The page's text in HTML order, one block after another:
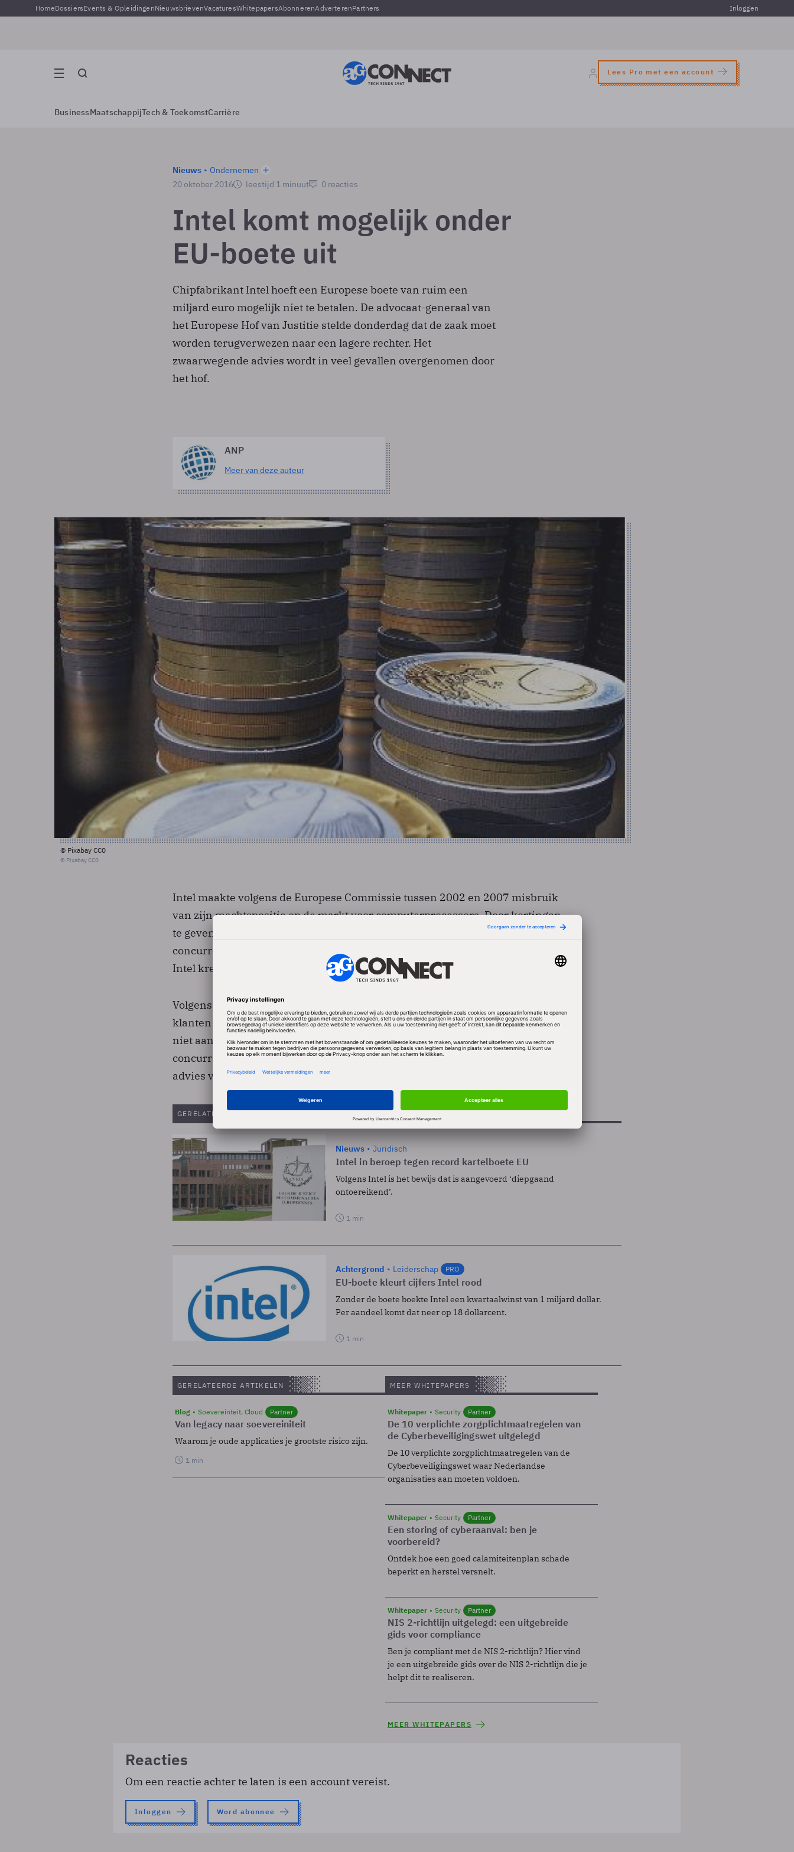
HomeDossiersEvents & OpleidingenNieuwsbrievenVacaturesWhitepapersAbonnerenAdverterenPartners Inloggen
Lees Pro met een account
BusinessMaatschappijTech & ToekomstCarrière
Nieuws
Ondernemen
20 oktober 2016
leestijd 1 minuut 0 reacties
Intel komt mogelijk onder
EU-boete uit
Chipfabrikant Intel hoeft een Europese boete van ruim een
miljard euro mogelijk niet te betalen. De advocaat-generaal van
het Europese Hof van Justitie stelde donderdag dat de zaak moet
worden terugverwezen naar een lagere rechter. Het
zwaarwegende advies wordt in veel gevallen overgenomen door
het hof.
ANP
Meer van deze auteur
© Pixabay CC0
© Pixabay CC0
Intel maakte volgens de Europese Commissie tussen 2002 en 2007 misbruik
van zijn machtspositie op de markt voor computerprocessors. Door kortingen
te geven aan computerfabrikanten zou Intel geprobeerd hebben zijn grootste
concurrent AMD uit de markt te drukken. De boete van 1,06 miljard euro die
Intel kreeg was destijds een record.
Volgens de advocaat-generaal waren de exclusiviteitskortingen, waarbij
klanten aangaven geen zaken te doen met AMD, niet per se verboden. Ook is
niet aannemelijk gemaakt dat die kortingen schadelijk waren voor de
concurrentie. Het hof laat binnen zes maanden weten of het meegaat met het
advies van de advocaat-generaal.
GERELATEERDE ARTIKELEN
Nieuws Juridisch
Intel in beroep tegen record kartelboete EU
Volgens Intel is het bewijs dat is aangevoerd ‘diepgaand
ontoereikend’.
1 min
Achtergrond Leiderschap PRO
EU-boete kleurt cijfers Intel rood
Zonder de boete boekte Intel een kwartaalwinst van 1 miljard dollar.
Per aandeel komt dat neer op 18 dollarcent.
1 min
GERELATEERDE ARTIKELEN
Blog Soevereinteit, Cloud Partner
Van legacy naar soevereiniteit
Waarom je oude applicaties je grootste risico zijn.
1 min
MEER WHITEPAPERS
Whitepaper Security Partner
De 10 verplichte zorgplichtmaatregelen van
de Cyberbeveiligingswet uitgelegd
De 10 verplichte zorgplichtmaatregelen van de
Cyberbeveiligingswet waar Nederlandse
organisaties aan moeten voldoen.
Whitepaper Security Partner
Een storing of cyberaanval: ben je
voorbereid?
Ontdek hoe een goed calamiteitenplan schade
beperkt en herstel versnelt.
Whitepaper Security Partner
NIS 2-richtlijn uitgelegd: een uitgebreide
gids voor compliance
Ben je compliant met de NIS 2-richtlijn? Hier vind
je een uitgebreide gids over de NIS 2-richtlijn die je
helpt dit te realiseren.
MEER WHITEPAPERS
Reacties
Om een reactie achter te laten is een account vereist.
Inloggen Word abonnee